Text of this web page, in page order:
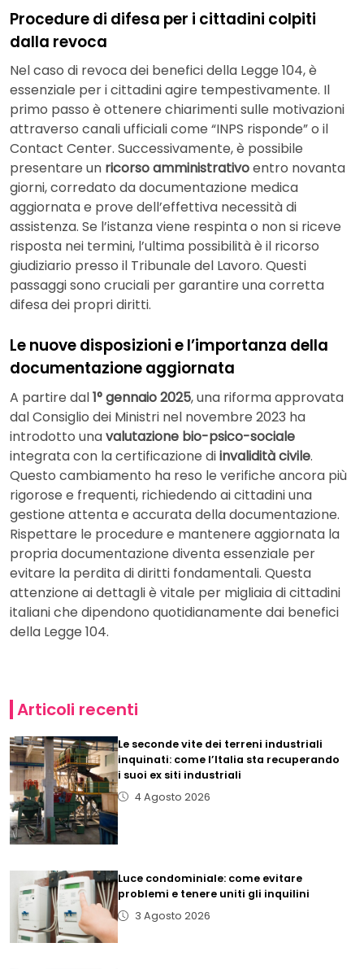
Procedure di difesa per i cittadini colpiti
dalla revoca
Nel caso di revoca dei benefici della Legge 104, è
essenziale per i cittadini agire tempestivamente. Il
primo passo è ottenere chiarimenti sulle motivazioni
attraverso canali ufficiali come “INPS risponde” o il
Contact Center. Successivamente, è possibile
presentare un ricorso amministrativoentro novanta
giorni, corredato da documentazione medica
aggiornata e prove dell’effettiva necessità di
assistenza. Se l’istanza viene respinta o non si riceve
risposta nei termini, l’ultima possibilità è il ricorso
giudiziario presso il Tribunale del Lavoro. Questi
passaggi sono cruciali per garantire una corretta
difesa dei propri diritti.
Le nuove disposizioni e l’importanza della
documentazione aggiornata
A partire dal1° gennaio 2025, una riforma approvata
dal Consiglio dei Ministri nel novembre 2023 ha
introdotto unavalutazione bio-psico-sociale
integrata con la certificazione diinvalidità civile.
Questo cambiamento ha reso le verifiche ancora più
rigorose e frequenti, richiedendo ai cittadini una
gestione attenta e accurata della documentazione.
Rispettare le procedure e mantenere aggiornata la
propria documentazione diventa essenziale per
evitare la perdita di diritti fondamentali. Questa
attenzione ai dettagli è vitale per migliaia di cittadini
italiani che dipendono quotidianamente dai benefici
della Legge 104.
Articoli recenti
Le seconde vite dei terreni industriali
inquinati: come l’Italia sta recuperando
i suoi ex siti industriali
4 Agosto 2026
Luce condominiale: come evitare
problemi e tenere uniti gli inquilini
3 Agosto 2026